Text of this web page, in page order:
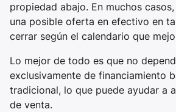
propiedad abajo. En muchos
una posible oferta en efectivo en
cerrar según el calendario que
Lo mejor de todo es que no
exclusivamente de financiamiento
tradicional, lo que puede ayudar a
de venta.